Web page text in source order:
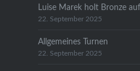
Luise Marek holt Bronze
22. September 2025
Allgemeines Turnen
22. September 2025